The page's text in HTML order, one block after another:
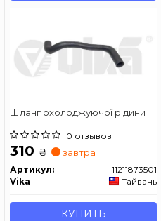
Шланг охолоджуючої рідини
0 отзывов
310 ₴ завтра
Артикул:
11211873501
Vika
Тайвань
КУПИТЬ